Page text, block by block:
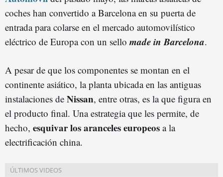
coches han convertido a Barcelona en su puerta de
entrada para colarse en el mercado automovilístico
eléctrico de Europa con un sellomade in Barcelona.
A pesar de que los componentes se montan en el
continente asiático, la planta ubicada en las antiguas
instalaciones de Nissan, entre otras, es la que figura en
el producto final. Una estrategia que les permite, de
hecho, esquivar los aranceles europeos a la
electrificación china.